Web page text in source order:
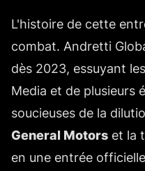
L'histoire de cette
combat. Andretti
dès 2023, essuyant
Media et de plusieurs
soucieuses de la
General Motors et la
en une entrée